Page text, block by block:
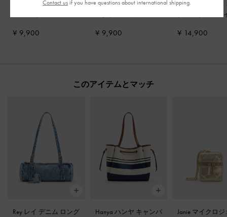
Mika ミカ クロスオー
ルー
¥ 9,900
デニム ジェムバック
¥ 9,900
Gabine ガビーヌ
クルレザース
¥ 14,900
このアイテムとマッチ
Rey レイ デニム ロング
Hanya ハンヤ キャンバ
Janie マイクロ
Contact usif you have questions about international shipping.